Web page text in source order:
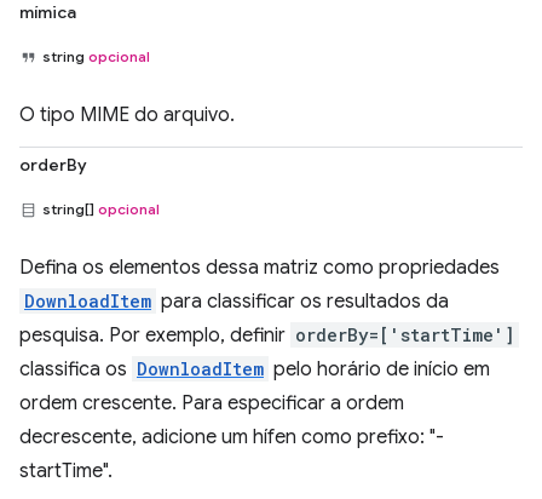
mímica
string opcional
O tipo MIME do arquivo.
orderBy
string[] opcional
Defina os elementos dessa matriz como propriedades
DownloadItem para classificar os resultados da
pesquisa. Por exemplo, definir orderBy=['startTime']
classifica os DownloadItem pelo horário de início em
ordem crescente. Para especificar a ordem
decrescente, adicione um hífen como prefixo: "-
startTime".